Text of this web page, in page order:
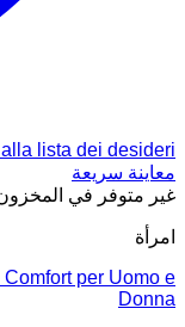
lista dei desideri
معاينة سريعة
غير متوفر في
امرأة
per Uomo e
Donna